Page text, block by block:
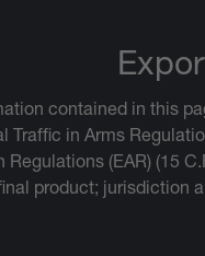
contained in this
Traffic in Arms
Regulations (EAR) (15
product; jurisdiction